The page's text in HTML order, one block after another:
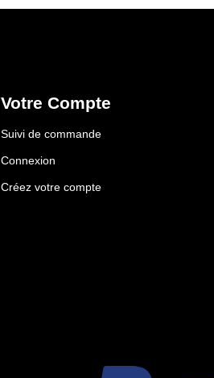
Votre Compte
Suivi de commande
Connexion
Créez votre compte